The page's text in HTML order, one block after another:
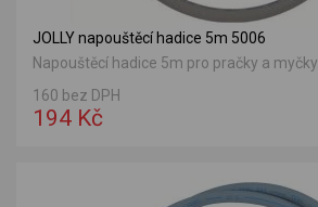
JOLLY napouštěcí hadice 5m 5006
Napouštěcí hadice 5m pro pračky a myčky.
160 bez DPH
194 Kč